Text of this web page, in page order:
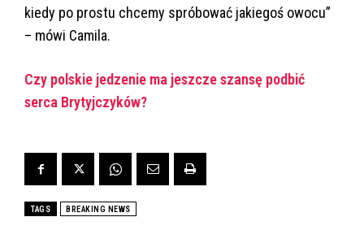
kiedy po prostu chcemy spróbować jakiegoś owocu”
– mówi Camila.
Czy polskie jedzenie ma jeszcze szansę podbić
serca Brytyjczyków?
TAGS BREAKING NEWS